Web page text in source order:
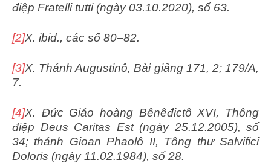
điệp Fratelli tutti (ngày 03.10.2020), số 63.
[2]X. ibid., các số 80–82.
[3]X. Thánh Augustinô, Bài giảng 171, 2; 179/A,
7.
[4]X. Đức Giáo hoàng Bênêđictô XVI, Thông
điệp Deus Caritas Est (ngày 25.12.2005), số
34; thánh Gioan Phaolô II, Tông thư Salvifici
Doloris (ngày 11.02.1984), số 28.